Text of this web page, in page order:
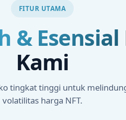
FITUR UTAMA
& Esensial
Kami
tingkat tinggi untuk
volatilitas harga NFT.